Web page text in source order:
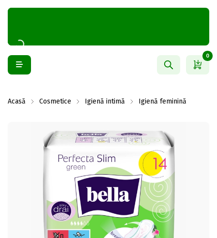
0
Acasă Cosmetice Igienă intimă Igienă feminină